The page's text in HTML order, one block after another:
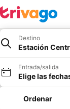
Destino
Estación
Entrada/salida
Elige las
Ordenar